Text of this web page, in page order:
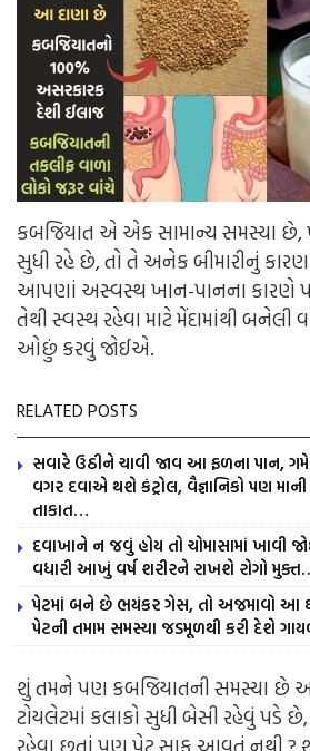
કબજિયાત એ એક સામાન્ય સમસ્યા છે,
સુધી રહે છે, તો તે અનેક બીમારીનું
આપણાં અસ્વસ્થ ખાન-પાનના કારણે
તેથી સ્વસ્થ રહેવા માટે મેંદામાંથી
ઓછું કરવું જોઈએ.
RELATED POSTS
સવારે ઉઠીને ચાવી જાવ આ ફળના પાન, ગમે
વગર દવાએ થશે કંટ્રોલ, વૈજ્ઞાનિકો પણ
તાકાત…
દવાખાને ન જવું હોય તો ચોમાસામાં ખાવી
વધારી આખું વર્ષ શરીરને રાખશે રોગો
પેટમાં બને છે ભયંકર ગેસ, તો અજમાવો આ
પેટની તમામ સમસ્યા જડમૂળથી કરી દેશે
શું તમને પણ કબજિયાતની સમસ્યા છે
ટોયલેટમાં કલાકો સુધી બેસી રહેવું પડે